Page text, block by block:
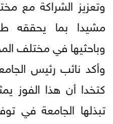
مشيدا بما يحققه
وباحثيها في مختلف
وأكد نائب رئيس
كتخدا أن هذا الفوز
تبذلها الجامعة في